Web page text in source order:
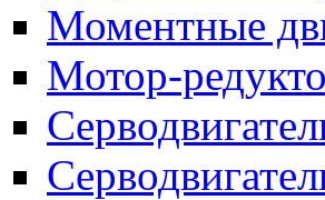
Моментные
Мотор-